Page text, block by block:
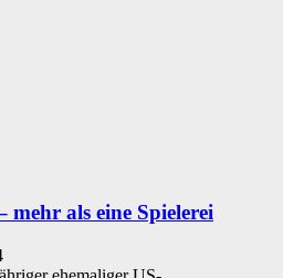
als eine Spielerei